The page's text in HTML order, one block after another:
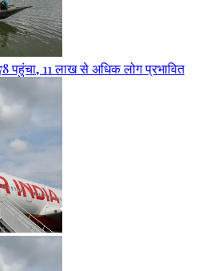
पहुंचा, 11 लाख से अधिक लोग प्रभावित